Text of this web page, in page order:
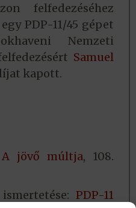
felfedezéséhez
PDP-11/45 gépet
Nemzeti
Samuel
kapott.
A jövő múltja, 108.
PDP-11